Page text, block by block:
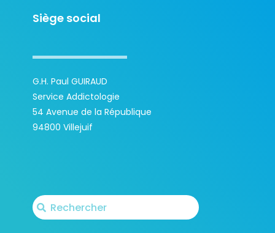
Siège social
G.H. Paul GUIRAUD
Service Addictologie
54 Avenue de la République
94800 Villejuif